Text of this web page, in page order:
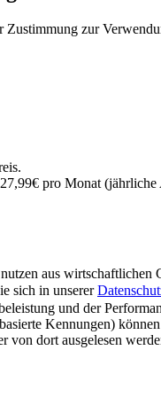
zur
pro Monat
aus wirtschaftlichen
sich in unserer
und der
Kennungen)
von dort ausgelesen